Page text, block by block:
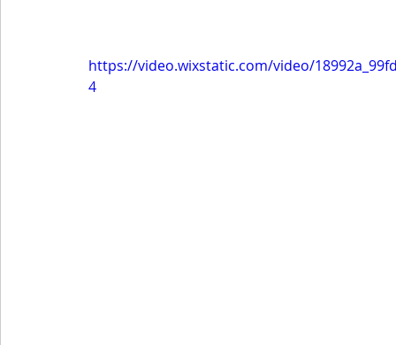
https://video.wixstatic.com/video/
4